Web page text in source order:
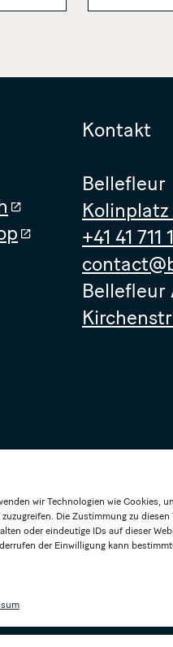
wir Technologien wie Cookies,
Die Zustimmung zu diesen
oder eindeutige IDs auf dieser
der Einwilligung kann
Kontakt
Bellefleur
Kolinplatz
+41 41 711
Bellefleur